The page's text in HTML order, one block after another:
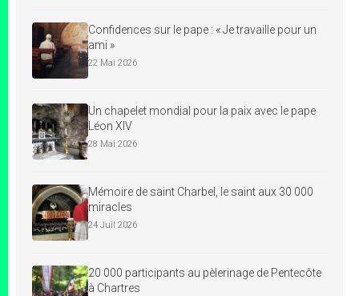
Confidences sur le pape : « Je travaille pour un
ami »
22 Mai 2026
Un chapelet mondial pour la paix avec le pape
Léon XIV
28 Mai 2026
Mémoire de saint Charbel, le saint aux 30 000
miracles
24 Juil 2026
20 000 participants au pèlerinage de Pentecôte
à Chartres